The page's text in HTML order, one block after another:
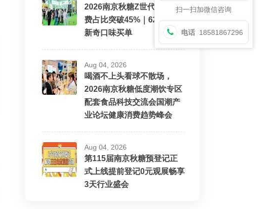
2026南京秋糖Z世代酒水消
费占比突破45%｜62%愿为
新奇口味买单
Aug 04, 2026
喝酒不上头看球不散场，
2026南京秋糖低度潮饮专区
配套食品科技交流会国潮产
业论坛健康消费趋势峰会
Aug 04, 2026
第115届南京秋糖预登记正
式上线提前登记0元观展畅享
3天行业盛会
扫一扫加微信咨询
电话 18581867296